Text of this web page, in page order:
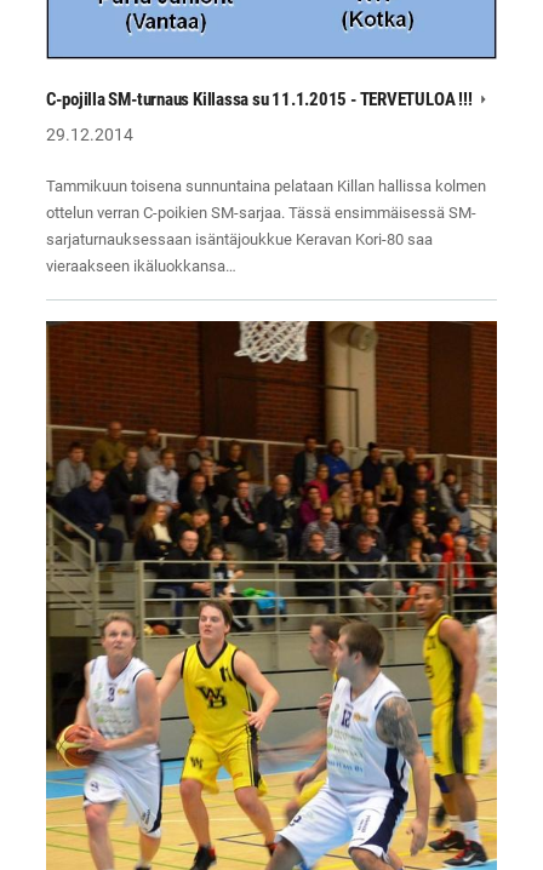
C-pojilla SM-turnaus Killassa su 11.1.2015 - TERVETULOA !!!
29.12.2014
Tammikuun toisena sunnuntaina pelataan Killan hallissa kolmen
ottelun verran C-poikien SM-sarjaa. Tässä ensimmäisessä SM-
sarjaturnauksessaan isäntäjoukkue Keravan Kori-80 saa
vieraakseen ikäluokkansa…